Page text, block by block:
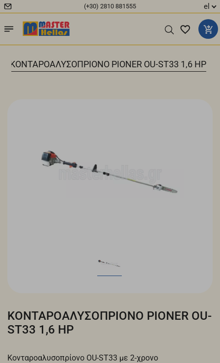
(+30) 2810 881555 el
ΚΟΝΤΑΡΟΑΛΥΣΟΠΡΙΟΝO PIONER OU-ST33 1,6 HP
ΚΟΝΤΑΡΟΑΛΥΣΟΠΡΙΟΝO PIONER OU-
ST33 1,6 HP
Κονταροαλυσοπρίονo OU-ST33 με 2-χρονο